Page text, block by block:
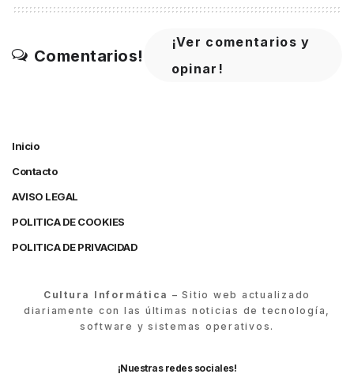
Comentarios!
¡Ver comentarios y
opinar!
Inicio
Contacto
AVISO LEGAL
POLITICA DE COOKIES
POLITICA DE PRIVACIDAD
Cultura Informática – Sitio web actualizado
diariamente con las últimas noticias de tecnología,
software y sistemas operativos.
¡Nuestras redes sociales!